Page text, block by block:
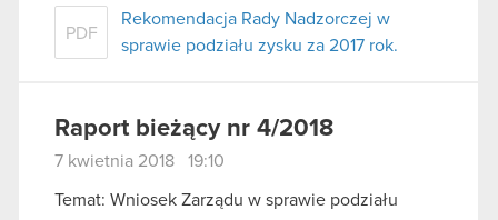
PDF
Rekomendacja Rady Nadzorczej w
sprawie podziału zysku za 2017 rok.
Raport bieżący nr 4/2018
7 kwietnia 2018 19:10
Temat: Wniosek Zarządu w sprawie podziału